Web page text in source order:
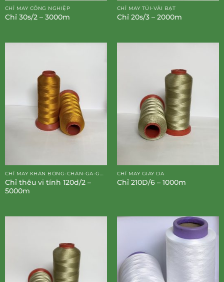
CHỈ MAY CÔNG NGHIỆP
Chỉ 30s/2 – 3000m
CHỈ MAY TÚI-VẢI BẠT
Chỉ 20s/3 – 2000m
CHỈ MAY KHĂN BÔNG-CHĂN-GA-GỐI-ĐỆM
Chỉ thêu vi tính 120d/2 –
5000m
CHỈ MAY GIÀY DA
Chỉ 210D/6 – 1000m